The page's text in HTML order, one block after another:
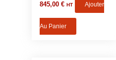
845,00€ HT Ajouter
Au Panier